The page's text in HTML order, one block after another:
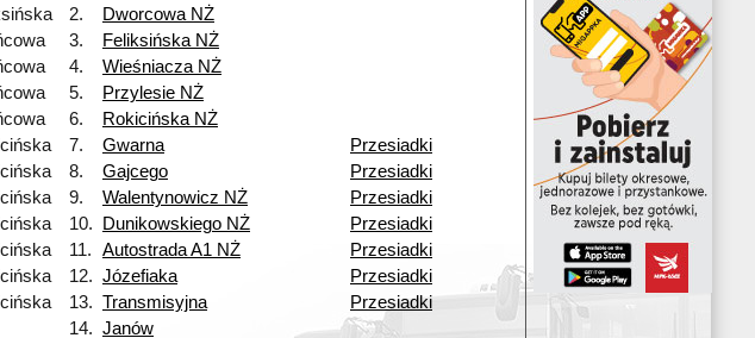
2.
Dworcowa NŻ
3.
Feliksińska NŻ
4.
Wieśniacza NŻ
5.
Przylesie NŻ
6.
Rokicińska NŻ
7. Gwarna
Przesiadki
8. Gajcego
Przesiadki
9. Walentynowicz NŻ
Przesiadki
10. Dunikowskiego NŻ
Przesiadki
11. Autostrada A1 NŻ
Przesiadki
12. Józefiaka
Przesiadki
13. Transmisyjna
Przesiadki
14. Janów